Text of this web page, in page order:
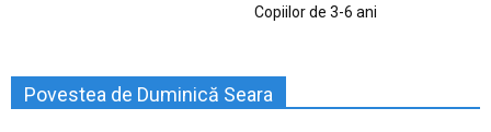
Copiilor de 3-6 ani
Povestea de Duminică Seara